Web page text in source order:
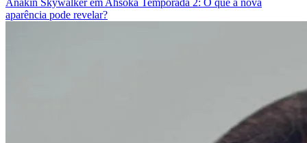
Anakin Skywalker em Ahsoka Temporada 2: O que a nova
aparência pode revelar?